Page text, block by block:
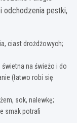
odchodzenia pestki,
ciast drożdżowych;
na świeżo i do
(łatwo robi się
sok, nalewkę;
smak potrafi